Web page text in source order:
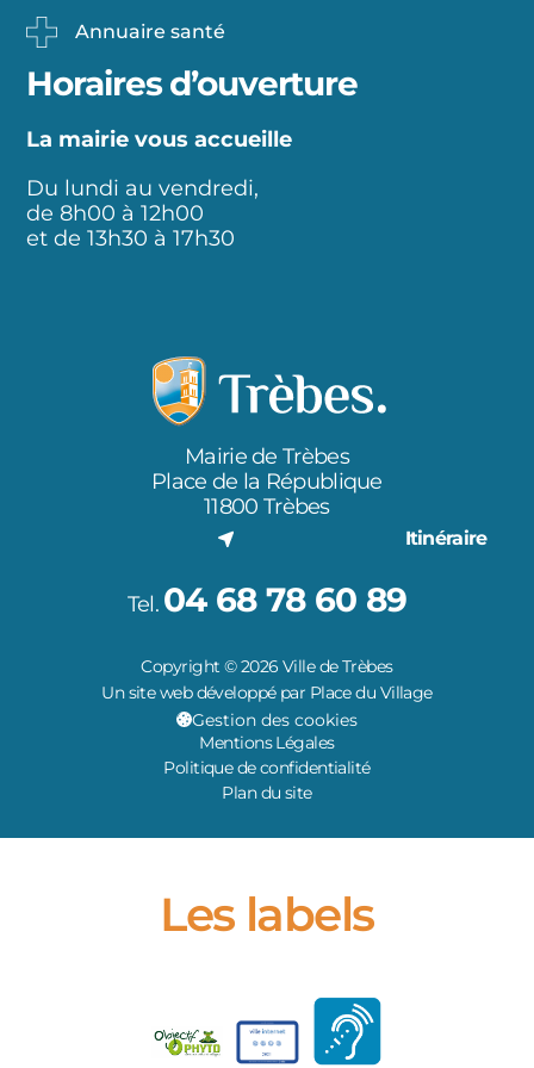
Annuaire santé
Horaires d’ouverture
La mairie vous accueille
Du lundi au vendredi,
de 8h00 à 12h00
et de 13h30 à 17h30
Mairie de Trèbes
Place de la République
11800 Trèbes
Itinéraire
Tel. 04 68 78 60 89
Copyright © 2026 Ville de Trèbes
Un site web développé par Place du Village
Gestion des cookies
Mentions Légales
Politique de confidentialité
Plan du site
Les labels